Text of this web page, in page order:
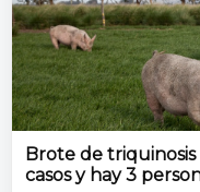
Brote de
casos y hay 3